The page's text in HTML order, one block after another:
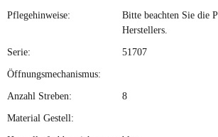
Pflegehinweise:
Bitte beachten Sie die
Herstellers.
Serie: 51707
Öffnungsmechanismus:
Anzahl Streben: 8
Material Gestell: